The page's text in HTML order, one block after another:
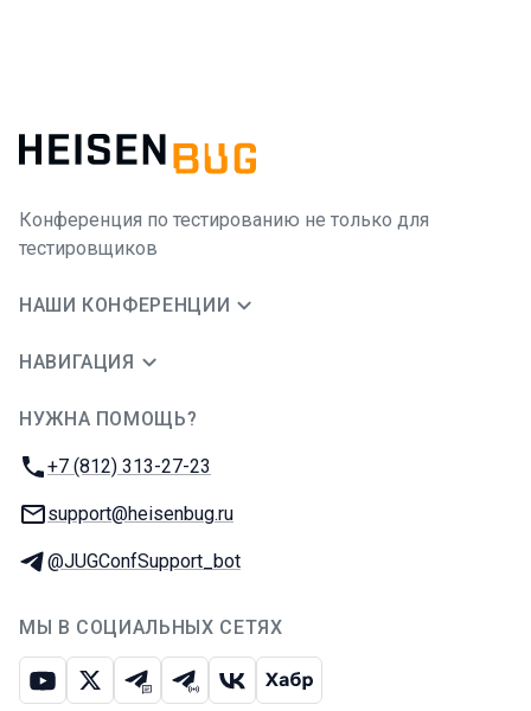
Конференция по тестированию не только для
тестировщиков
НАШИ КОНФЕРЕНЦИИ
НАВИГАЦИЯ
НУЖНА ПОМОЩЬ?
Телефон:
+7 (812) 313-27-23
E-mail:
support@heisenbug.ru
Телеграм:
@JUGConfSupport_bot
МЫ В СОЦИАЛЬНЫХ СЕТЯХ
ЮтубИкс Телеграм-чат
Телеграм-канал
ВКонтакте
Хабр